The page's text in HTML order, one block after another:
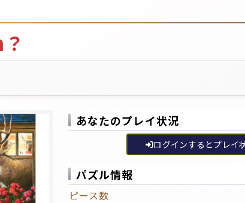
あなたのプレイ状況
ログインするとプレイ
パズル情報
ピース数